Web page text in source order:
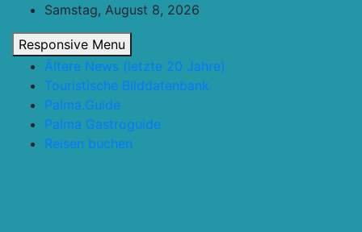
content
Samstag, August 8, 2026
Responsive Menu
Ältere News (letzte 20 Jahre)
Touristische Bilddatenbank
Palma.Guide
Palma Gastroguide
Reisen buchen